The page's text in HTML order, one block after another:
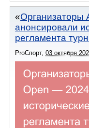
Организаторы
анонсировали
регламента
ProСпорт, 03 октября